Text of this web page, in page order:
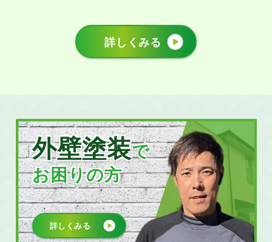
詳しくみる
外壁塗装で
お困りの方
詳しくみる